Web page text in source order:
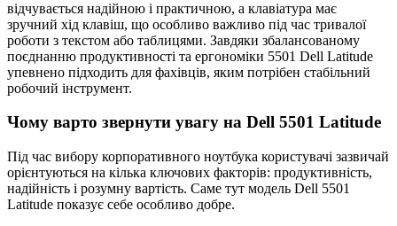
відчувається надійною і практичною, а клавіатура має
зручний хід клавіш, що особливо важливо під час тривалої
роботи з текстом або таблицями. Завдяки збалансованому
поєднанню продуктивності та ергономіки 5501 Dell Latitude
упевнено підходить для фахівців, яким потрібен стабільний
робочий інструмент.
Чому варто звернути увагу на Dell 5501 Latitude
Під час вибору корпоративного ноутбука користувачі зазвичай
орієнтуються на кілька ключових факторів: продуктивність,
надійність і розумну вартість. Саме тут модель Dell 5501
Latitude показує себе особливо добре.